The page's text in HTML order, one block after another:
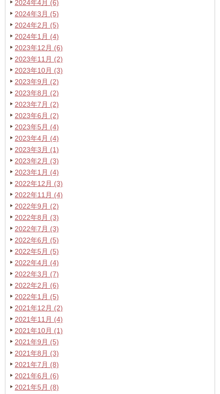
2024年4月 (6)
2024年3月 (5)
2024年2月 (5)
2024年1月 (4)
2023年12月 (6)
2023年11月 (2)
2023年10月 (3)
2023年9月 (2)
2023年8月 (2)
2023年7月 (2)
2023年6月 (2)
2023年5月 (4)
2023年4月 (4)
2023年3月 (1)
2023年2月 (3)
2023年1月 (4)
2022年12月 (3)
2022年11月 (4)
2022年9月 (2)
2022年8月 (3)
2022年7月 (3)
2022年6月 (5)
2022年5月 (5)
2022年4月 (4)
2022年3月 (7)
2022年2月 (6)
2022年1月 (5)
2021年12月 (2)
2021年11月 (4)
2021年10月 (1)
2021年9月 (5)
2021年8月 (3)
2021年7月 (8)
2021年6月 (6)
2021年5月 (8)